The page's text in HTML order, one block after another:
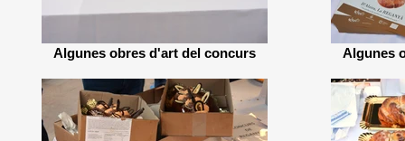
Algunes obres d'art del concurs Algunes